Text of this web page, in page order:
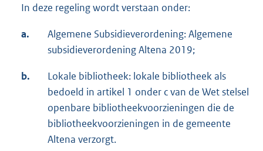
In deze regeling wordt verstaan onder:
a.
Algemene Subsidieverordening: Algemene
subsidieverordening Altena 2019;
b.
Lokale bibliotheek: lokale bibliotheek als
bedoeld in artikel 1 onder c van de Wet stelsel
openbare bibliotheekvoorzieningen die de
bibliotheekvoorzieningen in de gemeente
Altena verzorgt.